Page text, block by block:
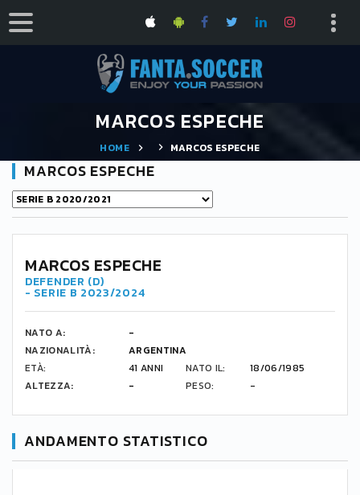
MARCOS ESPECHE
HOME MARCOS ESPECHE
MARCOS ESPECHE
MARCOS ESPECHE
DEFENDER (D)
- SERIE B 2023/2024
NATO A:
-
NAZIONALITÀ:
ARGENTINA
ETÀ:
41 ANNI NATO IL:
18/06/1985
ALTEZZA:
- PESO: -
ANDAMENTO STATISTICO